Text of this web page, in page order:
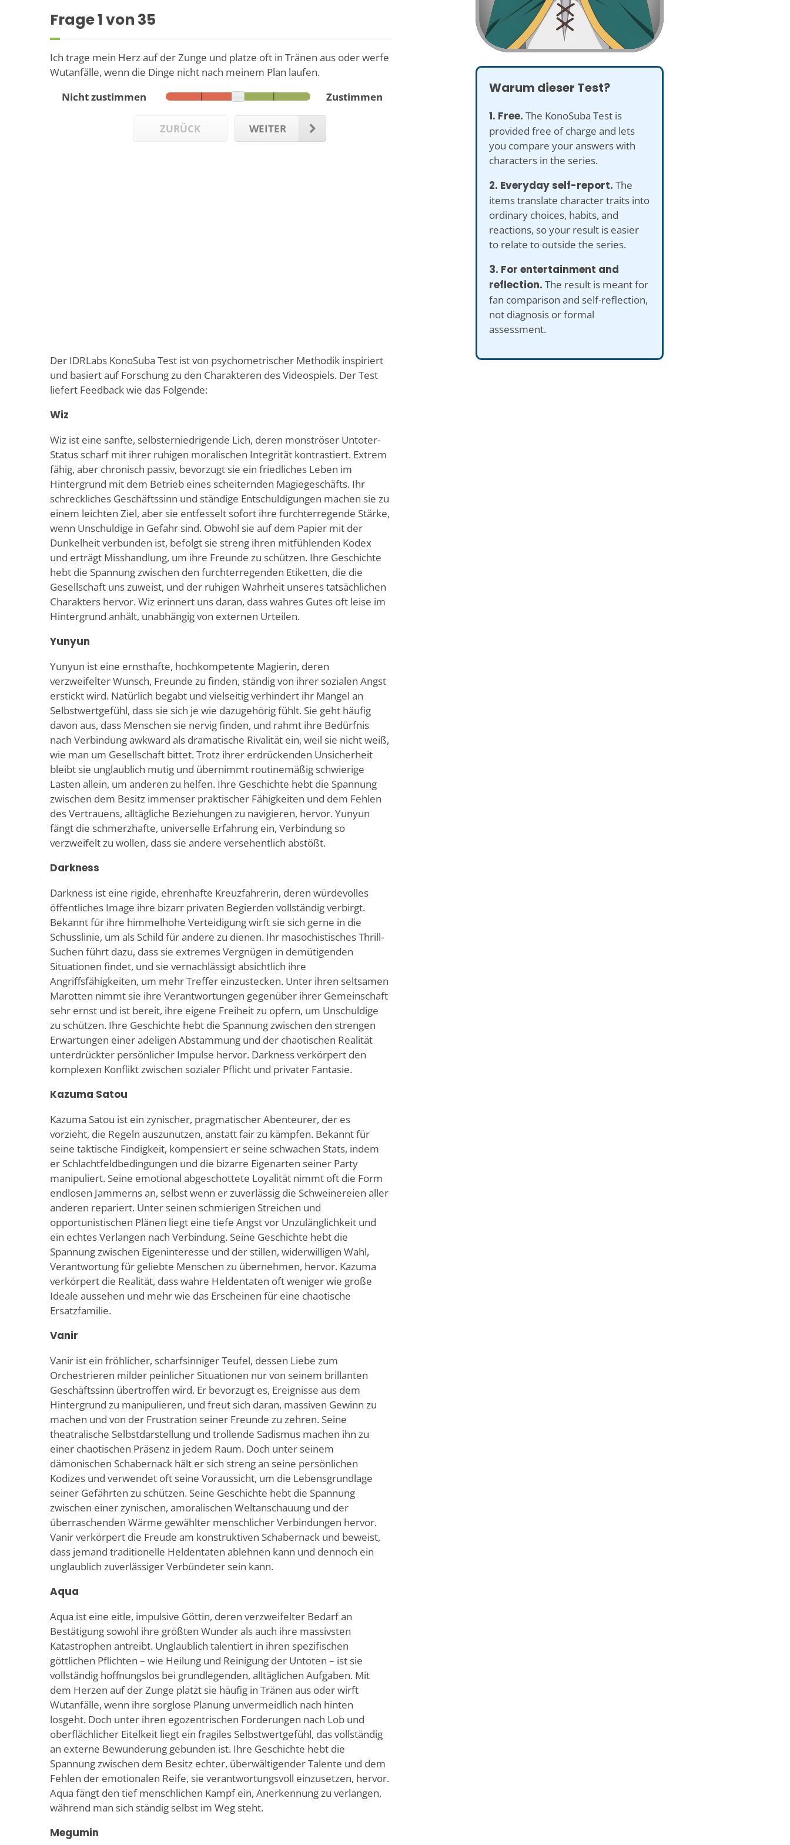
Frage1von 35
Ich trage mein Herz auf der Zunge und platze oft in Tränen aus oder werfe
Wutanfälle, wenn die Dinge nicht nach meinem Plan laufen.
Nicht zustimmen
Zustimmen
ZURÜCK WEITER
Der IDRLabs KonoSuba Test ist von psychometrischer Methodik inspiriert
und basiert auf Forschung zu den Charakteren des Videospiels. Der Test
liefert Feedback wie das Folgende:
Wiz
Wiz ist eine sanfte, selbsterniedrigende Lich, deren monströser Untoter-
Status scharf mit ihrer ruhigen moralischen Integrität kontrastiert. Extrem
fähig, aber chronisch passiv, bevorzugt sie ein friedliches Leben im
Hintergrund mit dem Betrieb eines scheiternden Magiegeschäfts. Ihr
schreckliches Geschäftssinn und ständige Entschuldigungen machen sie zu
einem leichten Ziel, aber sie entfesselt sofort ihre furchterregende Stärke,
wenn Unschuldige in Gefahr sind. Obwohl sie auf dem Papier mit der
Dunkelheit verbunden ist, befolgt sie streng ihren mitfühlenden Kodex
und erträgt Misshandlung, um ihre Freunde zu schützen. Ihre Geschichte
hebt die Spannung zwischen den furchterregenden Etiketten, die die
Gesellschaft uns zuweist, und der ruhigen Wahrheit unseres tatsächlichen
Charakters hervor. Wiz erinnert uns daran, dass wahres Gutes oft leise im
Hintergrund anhält, unabhängig von externen Urteilen.
Yunyun
Yunyun ist eine ernsthafte, hochkompetente Magierin, deren
verzweifelter Wunsch, Freunde zu finden, ständig von ihrer sozialen Angst
erstickt wird. Natürlich begabt und vielseitig verhindert ihr Mangel an
Selbstwertgefühl, dass sie sich je wie dazugehörig fühlt. Sie geht häufig
davon aus, dass Menschen sie nervig finden, und rahmt ihre Bedürfnis
nach Verbindung awkward als dramatische Rivalität ein, weil sie nicht weiß,
wie man um Gesellschaft bittet. Trotz ihrer erdrückenden Unsicherheit
bleibt sie unglaublich mutig und übernimmt routinemäßig schwierige
Lasten allein, um anderen zu helfen. Ihre Geschichte hebt die Spannung
zwischen dem Besitz immenser praktischer Fähigkeiten und dem Fehlen
des Vertrauens, alltägliche Beziehungen zu navigieren, hervor. Yunyun
fängt die schmerzhafte, universelle Erfahrung ein, Verbindung so
verzweifelt zu wollen, dass sie andere versehentlich abstößt.
Darkness
Darkness ist eine rigide, ehrenhafte Kreuzfahrerin, deren würdevolles
öffentliches Image ihre bizarr privaten Begierden vollständig verbirgt.
Bekannt für ihre himmelhohe Verteidigung wirft sie sich gerne in die
Schusslinie, um als Schild für andere zu dienen. Ihr masochistisches Thrill-
Suchen führt dazu, dass sie extremes Vergnügen in demütigenden
Situationen findet, und sie vernachlässigt absichtlich ihre
Angriffsfähigkeiten, um mehr Treffer einzustecken. Unter ihren seltsamen
Marotten nimmt sie ihre Verantwortungen gegenüber ihrer Gemeinschaft
sehr ernst und ist bereit, ihre eigene Freiheit zu opfern, um Unschuldige
zu schützen. Ihre Geschichte hebt die Spannung zwischen den strengen
Erwartungen einer adeligen Abstammung und der chaotischen Realität
unterdrückter persönlicher Impulse hervor. Darkness verkörpert den
komplexen Konflikt zwischen sozialer Pflicht und privater Fantasie.
Kazuma Satou
Kazuma Satou ist ein zynischer, pragmatischer Abenteurer, der es
vorzieht, die Regeln auszunutzen, anstatt fair zu kämpfen. Bekannt für
seine taktische Findigkeit, kompensiert er seine schwachen Stats, indem
er Schlachtfeldbedingungen und die bizarre Eigenarten seiner Party
manipuliert. Seine emotional abgeschottete Loyalität nimmt oft die Form
endlosen Jammerns an, selbst wenn er zuverlässig die Schweinereien aller
anderen repariert. Unter seinen schmierigen Streichen und
opportunistischen Plänen liegt eine tiefe Angst vor Unzulänglichkeit und
ein echtes Verlangen nach Verbindung. Seine Geschichte hebt die
Spannung zwischen Eigeninteresse und der stillen, widerwilligen Wahl,
Verantwortung für geliebte Menschen zu übernehmen, hervor. Kazuma
verkörpert die Realität, dass wahre Heldentaten oft weniger wie große
Ideale aussehen und mehr wie das Erscheinen für eine chaotische
Ersatzfamilie.
Vanir
Vanir ist ein fröhlicher, scharfsinniger Teufel, dessen Liebe zum
Orchestrieren milder peinlicher Situationen nur von seinem brillanten
Geschäftssinn übertroffen wird. Er bevorzugt es, Ereignisse aus dem
Hintergrund zu manipulieren, und freut sich daran, massiven Gewinn zu
machen und von der Frustration seiner Freunde zu zehren. Seine
theatralische Selbstdarstellung und trollende Sadismus machen ihn zu
einer chaotischen Präsenz in jedem Raum. Doch unter seinem
dämonischen Schabernack hält er sich streng an seine persönlichen
Kodizes und verwendet oft seine Voraussicht, um die Lebensgrundlage
seiner Gefährten zu schützen. Seine Geschichte hebt die Spannung
zwischen einer zynischen, amoralischen Weltanschauung und der
überraschenden Wärme gewählter menschlicher Verbindungen hervor.
Vanir verkörpert die Freude am konstruktiven Schabernack und beweist,
dass jemand traditionelle Heldentaten ablehnen kann und dennoch ein
unglaublich zuverlässiger Verbündeter sein kann.
Aqua
Aqua ist eine eitle, impulsive Göttin, deren verzweifelter Bedarf an
Bestätigung sowohl ihre größten Wunder als auch ihre massivsten
Katastrophen antreibt. Unglaublich talentiert in ihren spezifischen
göttlichen Pflichten – wie Heilung und Reinigung der Untoten – ist sie
vollständig hoffnungslos bei grundlegenden, alltäglichen Aufgaben. Mit
dem Herzen auf der Zunge platzt sie häufig in Tränen aus oder wirft
Wutanfälle, wenn ihre sorglose Planung unvermeidlich nach hinten
losgeht. Doch unter ihren egozentrischen Forderungen nach Lob und
oberflächlicher Eitelkeit liegt ein fragiles Selbstwertgefühl, das vollständig
an externe Bewunderung gebunden ist. Ihre Geschichte hebt die
Spannung zwischen dem Besitz echter, überwältigender Talente und dem
Fehlen der emotionalen Reife, sie verantwortungsvoll einzusetzen, hervor.
Aqua fängt den tief menschlichen Kampf ein, Anerkennung zu verlangen,
während man sich ständig selbst im Weg steht.
Megumin
Warum dieser Test?
1. Free. The KonoSuba Test is
provided free of charge and lets
you compare your answers with
characters in the series.
2. Everyday self-report. The
items translate character traits into
ordinary choices, habits, and
reactions, so your result is easier
to relate to outside the series.
3. For entertainment and
reflection. The result is meant for
fan comparison and self-reflection,
not diagnosis or formal
assessment.